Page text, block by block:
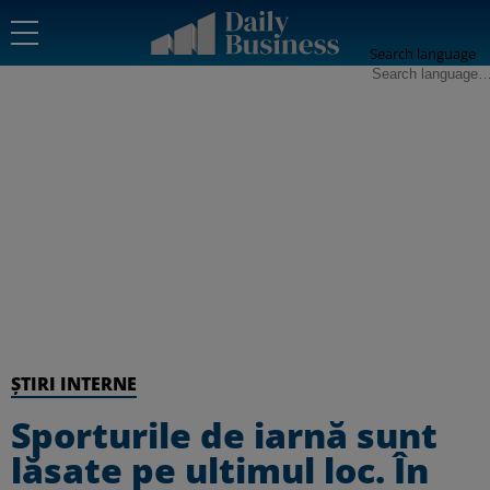
Search language
ȘTIRI INTERNE
Sporturile de iarnă sunt
lăsate pe ultimul loc. În